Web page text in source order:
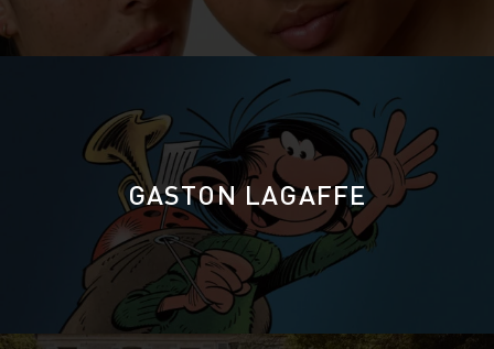
GASTON LAGAFFE